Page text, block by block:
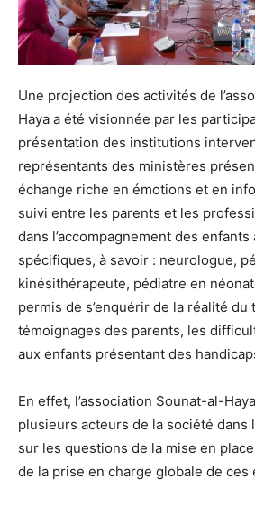
Une projection des activités de
Haya a été visionnée par les
présentation des institutions
représentants des ministères
échange riche en émotions et en
suivi entre les parents et les
dans l’accompagnement des enfants
spécifiques, à savoir : neurologue,
kinésithérapeute, pédiatre en
permis de s’enquérir de la réalité
témoignages des parents, les
aux enfants présentant des
En effet, l’association Sounat-al-
plusieurs acteurs de la société dans
sur les questions de la mise en
de la prise en charge globale de ces